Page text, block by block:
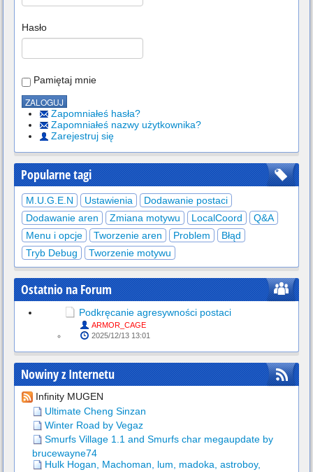
Hasło
Pamiętaj mnie
Zapomniałeś hasła?
Zapomniałeś nazwy użytkownika?
Zarejestruj się
Popularne tagi
M.U.G.E.N Ustawienia
Dodawanie postaci
Dodawanie aren
Zmiana motywu LocalCoord
Q&A
Menu i opcje
Tworzenie aren Problem
Błąd
Tryb Debug
Tworzenie motywu
Ostatnio na Forum
Podkręcanie agresywności postaci
ARMOR_CAGE
2025/12/13 13:01
Nowiny z Internetu
Infinity MUGEN
Ultimate Cheng Sinzan
Winter Road by Vegaz
Smurfs Village 1.1 and Smurfs char megaupdate by
brucewayne74
Hulk Hogan, Machoman, lum, madoka, astroboy,